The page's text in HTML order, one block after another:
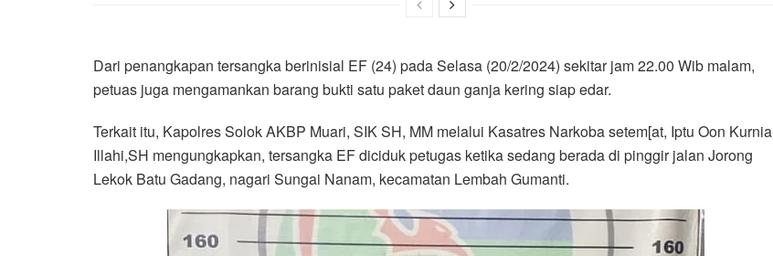
Dari penangkapan tersangka berinisial EF (24) pada Selasa (20/2/2024) sekitar jam 22.00 Wib malam,
petuas juga mengamankan barang bukti satu paket daun ganja kering siap edar.
Terkait itu, Kapolres Solok AKBP Muari, SIK SH, MM melalui Kasatres Narkoba setem[at, Iptu Oon Kurnia
Illahi,SH mengungkapkan, tersangka EF diciduk petugas ketika sedang berada di pinggir jalan Jorong
Lekok Batu Gadang, nagari Sungai Nanam, kecamatan Lembah Gumanti.